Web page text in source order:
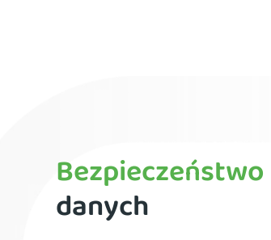
Bezpieczeństwo
danych